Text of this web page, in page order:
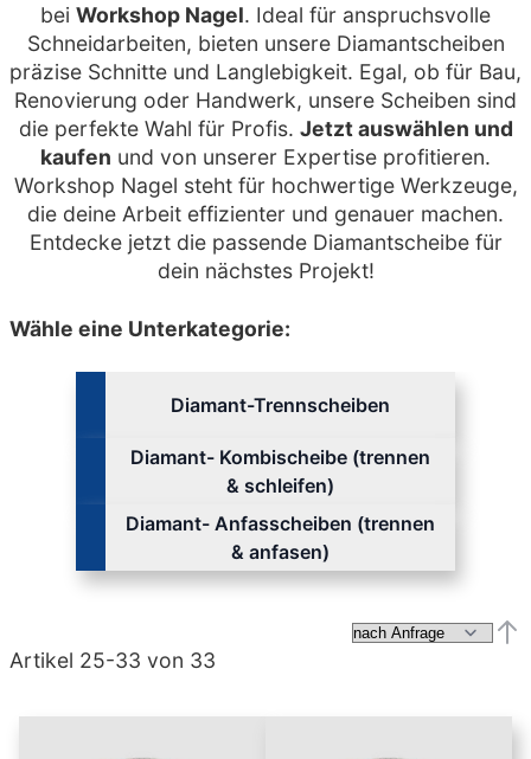
bei Workshop Nagel. Ideal für anspruchsvolle
Schneidarbeiten, bieten unsere Diamantscheiben
präzise Schnitte und Langlebigkeit. Egal, ob für Bau,
Renovierung oder Handwerk, unsere Scheiben sind
die perfekte Wahl für Profis. Jetzt auswählen und
kaufen und von unserer Expertise profitieren.
Workshop Nagel steht für hochwertige Werkzeuge,
die deine Arbeit effizienter und genauer machen.
Entdecke jetzt die passende Diamantscheibe für
dein nächstes Projekt!
Wähle eine Unterkategorie:
Diamant-Trennscheiben
Diamant- Kombischeibe (trennen
& schleifen)
Diamant- Anfasscheiben (trennen
& anfasen)
Artikel 25-33 von 33